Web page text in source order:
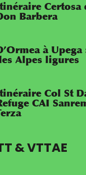
Certosa
Barbera
à
Alpes ligures
Col St
CAI
& VTTAE